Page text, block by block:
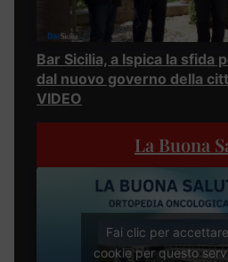
Bar Sicilia, a Ispica la sfida
dal nuovo governo della
VIDEO
La Buona
Fai clic per
cookie per questo